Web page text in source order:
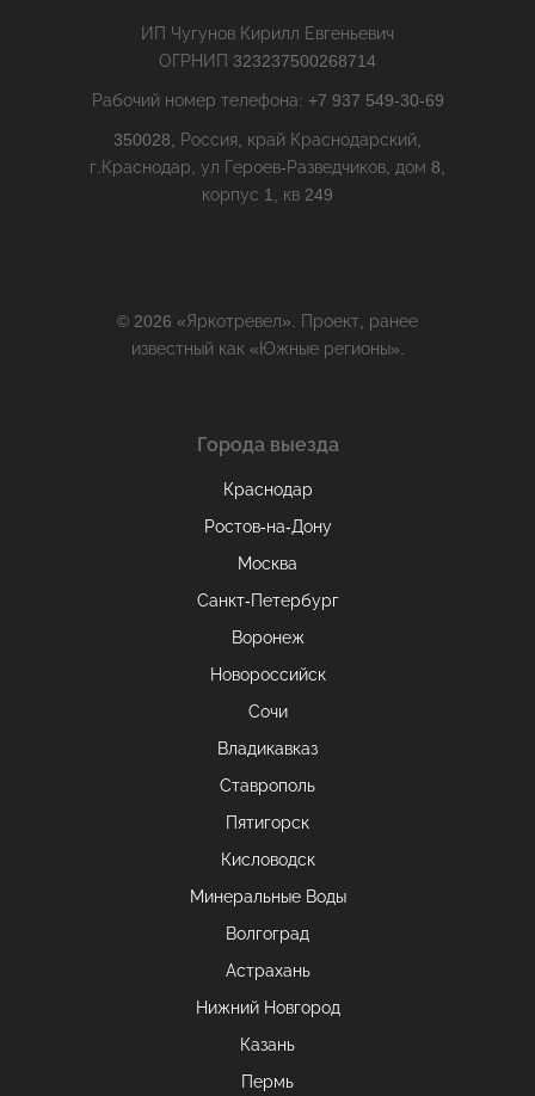
ИП Чугунов Кирилл Евгеньевич
ОГРНИП 323237500268714
Рабочий номер телефона: +7 937 549-30-69
350028, Россия, край Краснодарский,
г.Краснодар, ул Героев-Разведчиков, дом 8,
корпус 1, кв 249
© 2026 «Яркотревел». Проект, ранее
известный как «Южные регионы».
Города выезда
Краснодар
Ростов-на-Дону
Москва
Санкт-Петербург
Воронеж
Новороссийск
Сочи
Владикавказ
Ставрополь
Пятигорск
Кисловодск
Минеральные Воды
Волгоград
Астрахань
Нижний Новгород
Казань
Пермь